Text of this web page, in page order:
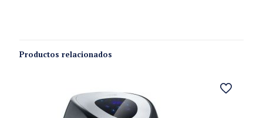
Productos relacionados